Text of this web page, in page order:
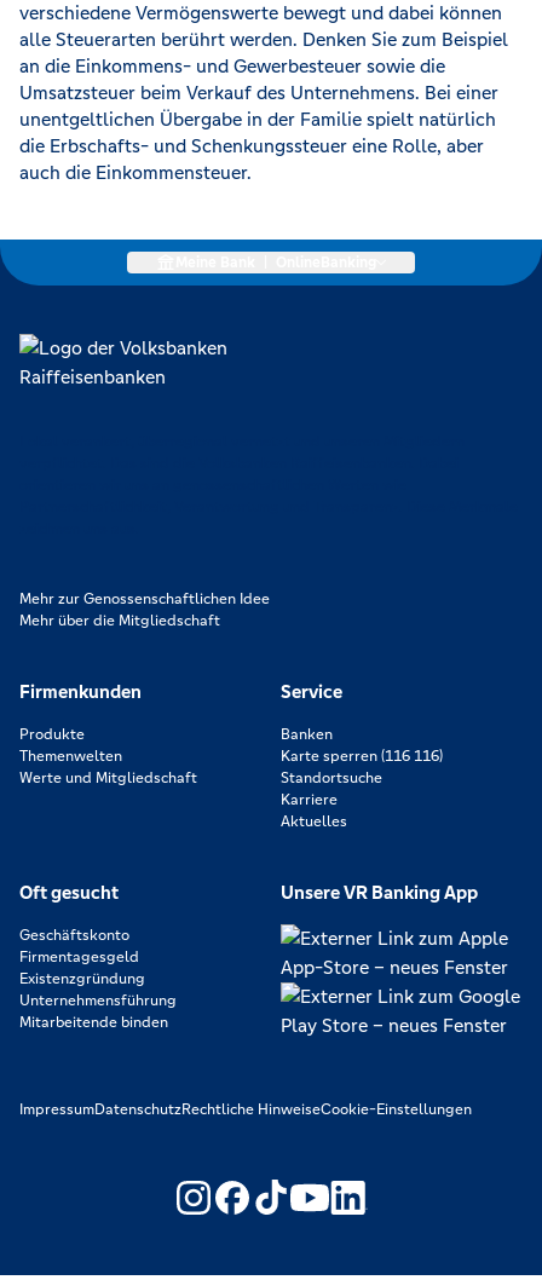
verschiedene Vermögenswerte bewegt und dabei können
alle Steuerarten berührt werden. Denken Sie zum Beispiel
an die Einkommens- und Gewerbesteuer sowie die
Umsatzsteuer beim Verkauf des Unternehmens. Bei einer
unentgeltlichen Übergabe in der Familie spielt natürlich
die Erbschafts- und Schenkungssteuer eine Rolle, aber
auch die Einkommensteuer.
Mehr zur Genossenschaftlichen Idee
Mehr über die Mitgliedschaft
Firmenkunden
Produkte
Themenwelten
Werte und Mitgliedschaft
Service
Banken
Karte sperren (116 116)
Standortsuche
Karriere
Aktuelles
Oft gesucht
Geschäftskonto
Firmentagesgeld
Existenzgründung
Unternehmensführung
Mitarbeitende binden
Unsere VR Banking App
ImpressumDatenschutzRechtliche HinweiseCookie-Einstellungen
https://www.youtube.com/
https://